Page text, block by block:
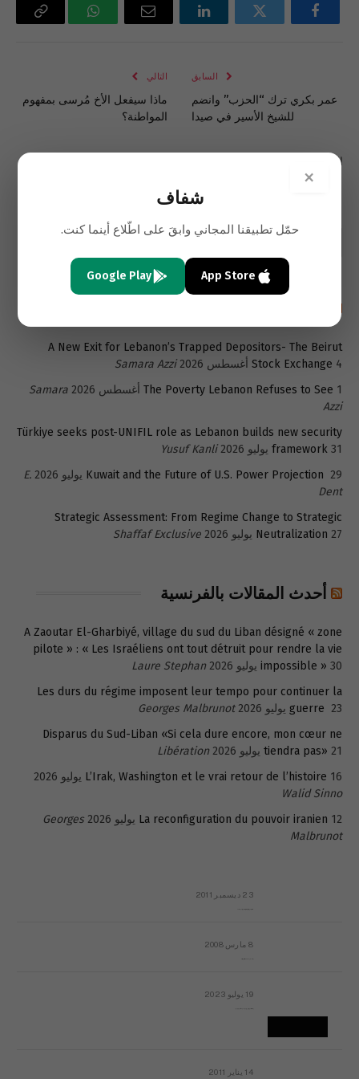
فيسبوك تويتر لينكدإن
البريد
واتساب Copy
السابق
عمر بكري ترك “الحزب” وانضم
للشيخ الأسير في صيدا
التالي
ماذا سيفعل الأخ مُرسى بمفهوم
المواطنة؟
التعليقات مغلقة.
A New Exit for Lebanon’s Trapped Depositors- The Beirut
Stock Exchange 4 أغسطس 2026
Samara Azzi
The Poverty Lebanon Refuses to See 1 أغسطس 2026
Samara
Azzi
Türkiye seeks post-UNIFIL role as Lebanon builds new security
framework 31 يوليو 2026
Yusuf Kanli
Kuwait and the Future of U.S. Power Projection 29 يوليو 2026
E.
Dent
Strategic Assessment: From Regime Change to Strategic
Neutralization 27 يوليو 2026 Shaffaf Exclusive
أحدث المقالات بالفرنسية
A Zaoutar El-Gharbiyé, village du sud du Liban désigné « zone
pilote » : « Les Israéliens ont tout détruit pour rendre la vie
impossible » 30 يوليو 2026
Laure Stephan
Les durs du régime imposent leur tempo pour continuer la
guerre 23 يوليو 2026
Georges Malbrunot
Disparus du Sud-Liban «Si cela dure encore, mon cœur ne
tiendra pas» 21 يوليو 2026
Libération
L’Irak, Washington et le vrai retour de l’histoire 16 يوليو 2026
Walid Sinno
La reconfiguration du pouvoir iranien 12 يوليو 2026
Georges
Malbrunot
23 ديسمبر 2011
8 مارس 2008
19 يوليو 2023
14 يناير 2011
×
شفاف
حمّل تطبيقنا المجاني وابقَ على اطّلاع أينما كنت.
App Store
Google Play